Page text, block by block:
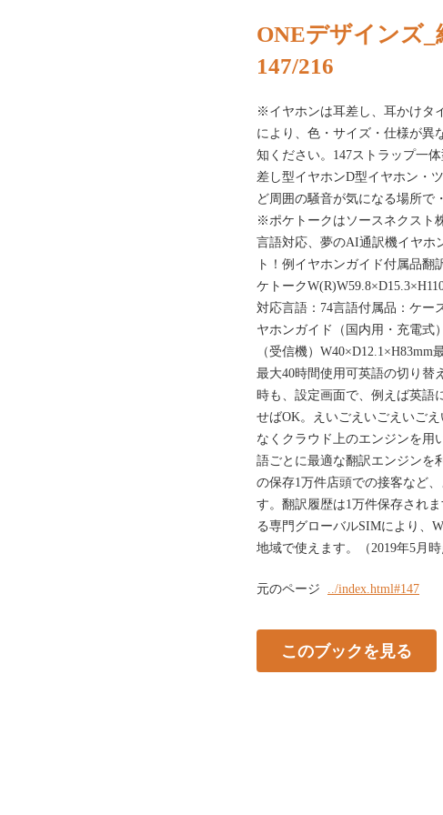
ONEデザインズ
147/216
※イヤホンは耳差し、耳かけタ
により、色・サイズ・仕様が異
知ください。147ストラップ一
差し型イヤホンD型イヤホン・
ど周囲の騒音が気になる場所で
※ポケトークはソースネクスト
言語対応、夢のAI通訳機イヤホ
ト！例イヤホンガイド付属品
ケトーク
対応言語：74言語付属品：ケー
ヤホンガイド（国内用・充電式
（受信機）
最大40時間使用可英語の切り替
時も、設定画面で、例えば英語
せばOK。えいごえいごえいご
なくクラウド上のエンジンを用
語ごとに最適な翻訳エンジンを
の保存1万件店頭での接客など
す。翻訳履歴は1万件保存され
る専門グローバルSIMにより、
地域で使えます。（2019年5月
元のページ ../index.html#147
このブックを見る